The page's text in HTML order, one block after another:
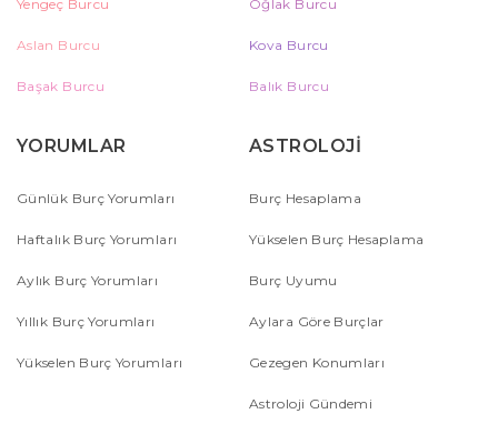
Yengeç Burcu Oğlak Burcu
Aslan Burcu Kova Burcu
Başak Burcu Balık Burcu
YORUMLAR
Günlük Burç Yorumları
Haftalık Burç Yorumları
Aylık Burç Yorumları
Yıllık Burç Yorumları
Yükselen Burç Yorumları
ASTROLOJİ
Burç Hesaplama
Yükselen Burç Hesaplama
Burç Uyumu
Aylara Göre Burçlar
Gezegen Konumları
Astroloji Gündemi